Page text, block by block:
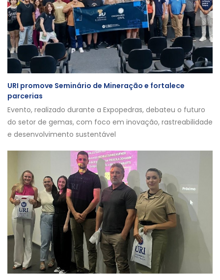
URI promove Seminário de Mineração e fortalece
parcerias
Evento, realizado durante a Expopedras, debateu o futuro
do setor de gemas, com foco em inovação, rastreabilidade
e desenvolvimento sustentável